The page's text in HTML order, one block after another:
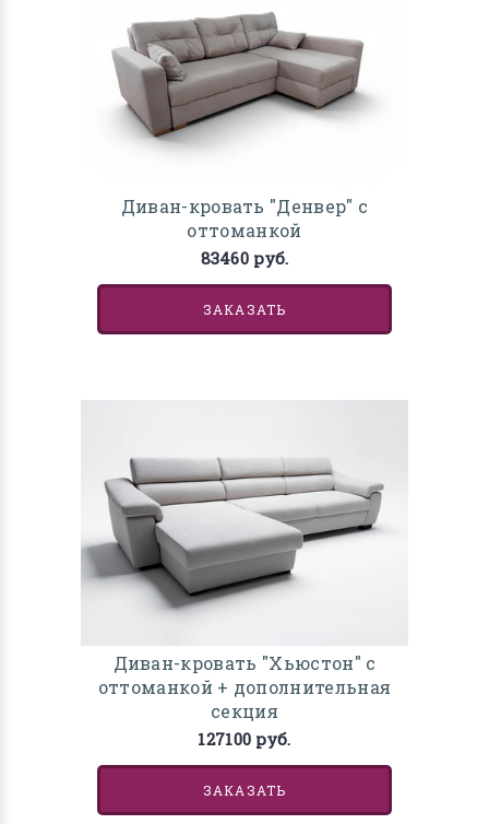
Диван-кровать "Денвер" с
оттоманкой
83460 руб.
ЗАКАЗАТЬ
Диван-кровать "Хьюстон" с
оттоманкой + дополнительная
секция
127100 руб.
ЗАКАЗАТЬ